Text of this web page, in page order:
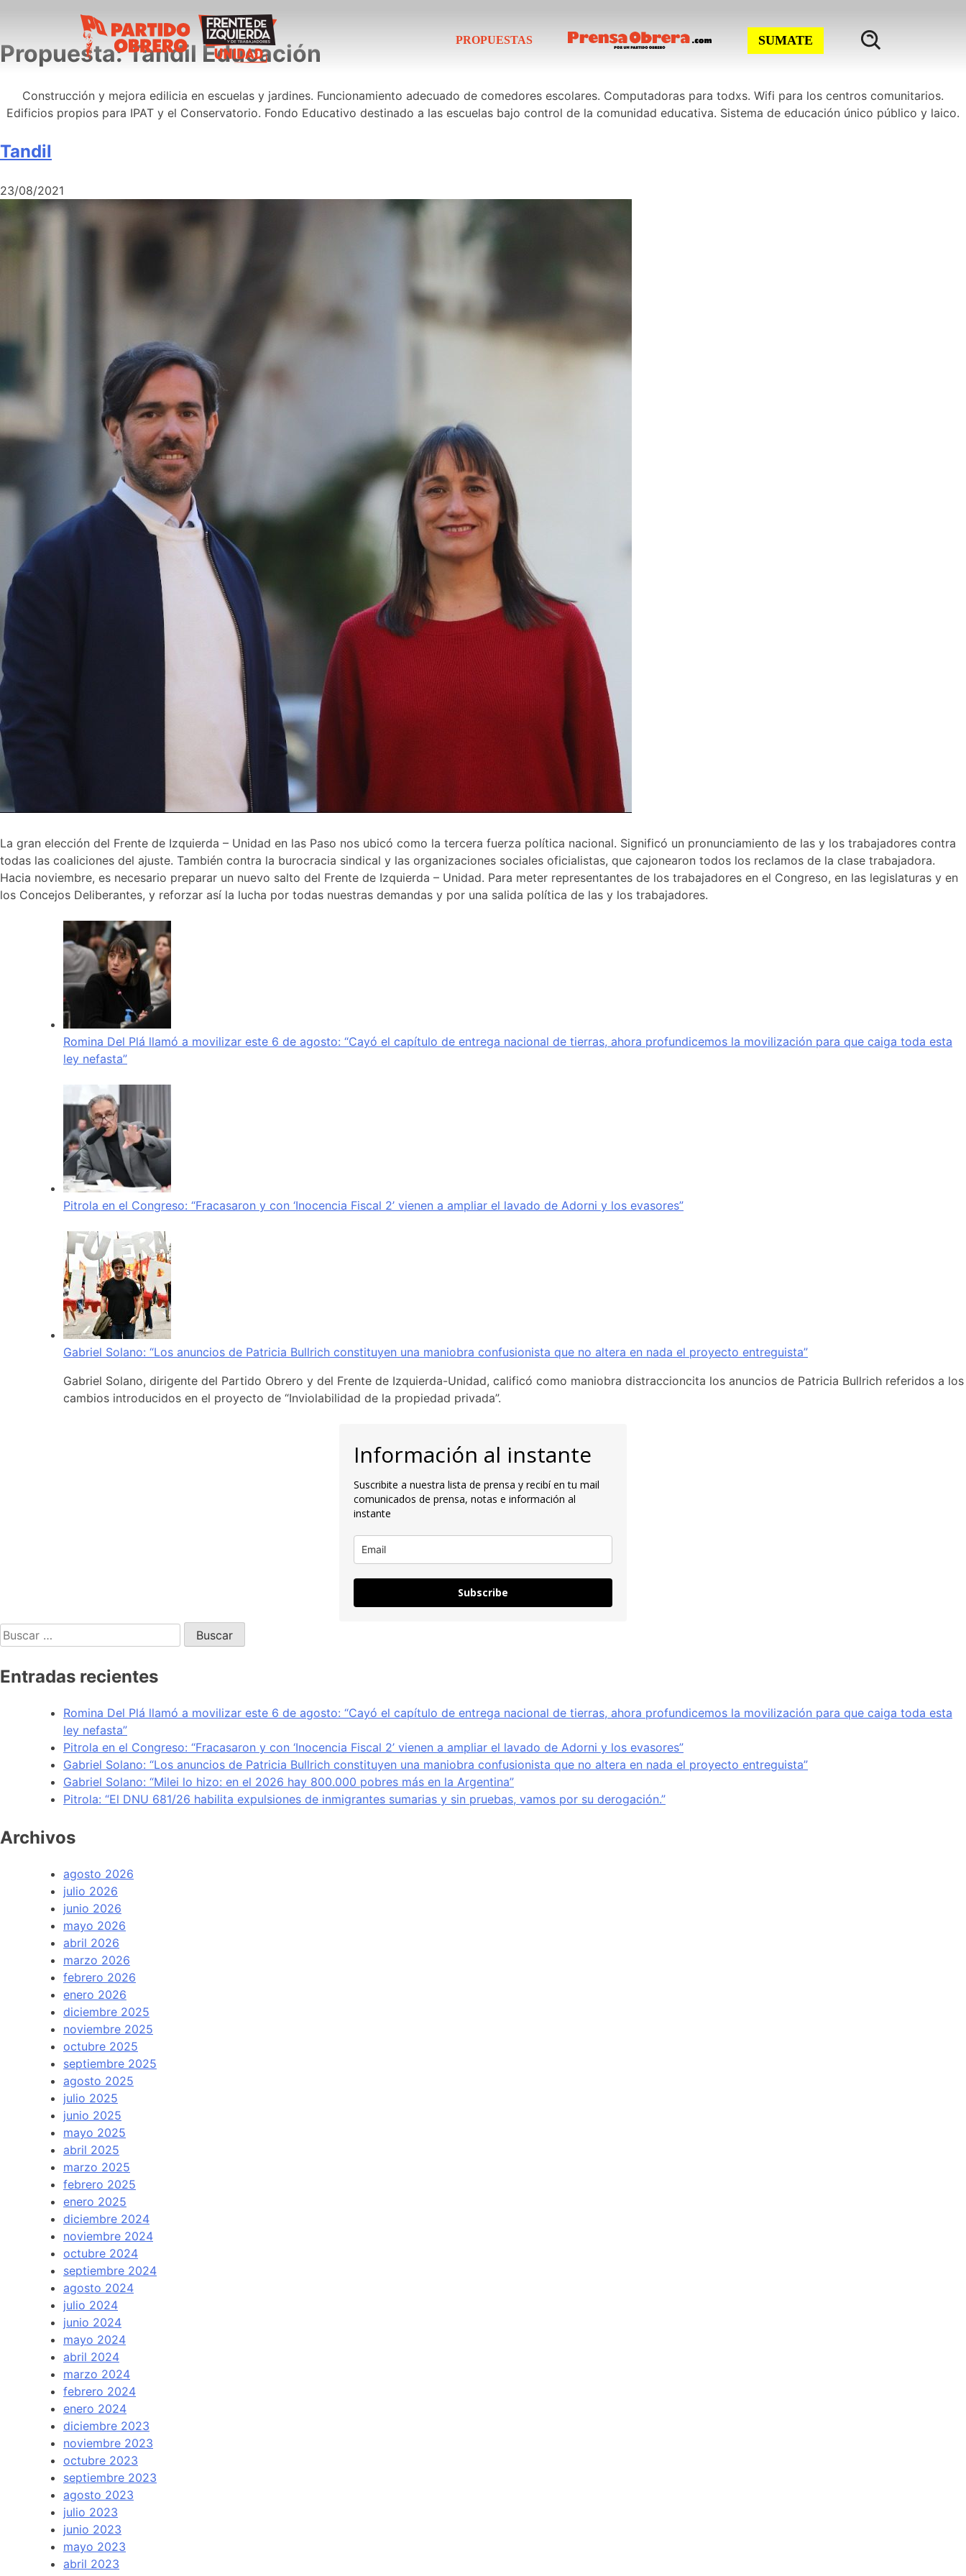
PROPUESTAS SUMATE
Propuesta:Tandil Educación
Construcción y mejora edilicia en escuelas y jardines. Funcionamiento adecuado de comedores escolares. Computadoras para todxs. Wifi para los centros comunitarios.
Edificios propios para IPAT y el Conservatorio. Fondo Educativo destinado a las escuelas bajo control de la comunidad educativa. Sistema de educación único público y laico.
Tandil
23/08/2021
La gran elección del Frente de Izquierda – Unidad en las Paso nos ubicó como la tercera fuerza política nacional. Significó un pronunciamiento de las y los trabajadores contra
todas las coaliciones del ajuste. También contra la burocracia sindical y las organizaciones sociales oficialistas, que cajonearon todos los reclamos de la clase trabajadora.
Hacia noviembre, es necesario preparar un nuevo salto del Frente de Izquierda – Unidad. Para meter representantes de los trabajadores en el Congreso, en las legislaturas y en
los Concejos Deliberantes, y reforzar así la lucha por todas nuestras demandas y por una salida política de las y los trabajadores.
Romina Del Plá llamó a movilizar este 6 de agosto: “Cayó el capítulo de entrega nacional de tierras, ahora profundicemos la movilización para que caiga toda esta
ley nefasta”
Pitrola en el Congreso: “Fracasaron y con ‘Inocencia Fiscal 2’ vienen a ampliar el lavado de Adorni y los evasores”
Gabriel Solano: “Los anuncios de Patricia Bullrich constituyen una maniobra confusionista que no altera en nada el proyecto entreguista”
Gabriel Solano, dirigente del Partido Obrero y del Frente de Izquierda-Unidad, calificó como maniobra distraccioncita los anuncios de Patricia Bullrich referidos a los
cambios introducidos en el proyecto de “Inviolabilidad de la propiedad privada”.
Información al instante
Suscribite a nuestra lista de prensa y recibí en tu mail
comunicados de prensa, notas e información al
instante
Subscribe
Entradas recientes
Romina Del Plá llamó a movilizar este 6 de agosto: “Cayó el capítulo de entrega nacional de tierras, ahora profundicemos la movilización para que caiga toda esta
ley nefasta”
Pitrola en el Congreso: “Fracasaron y con ‘Inocencia Fiscal 2’ vienen a ampliar el lavado de Adorni y los evasores”
Gabriel Solano: “Los anuncios de Patricia Bullrich constituyen una maniobra confusionista que no altera en nada el proyecto entreguista”
Gabriel Solano: “Milei lo hizo: en el 2026 hay 800.000 pobres más en la Argentina”
Pitrola: “El DNU 681/26 habilita expulsiones de inmigrantes sumarias y sin pruebas, vamos por su derogación.”
Archivos
agosto 2026
julio 2026
junio 2026
mayo 2026
abril 2026
marzo 2026
febrero 2026
enero 2026
diciembre 2025
noviembre 2025
octubre 2025
septiembre 2025
agosto 2025
julio 2025
junio 2025
mayo 2025
abril 2025
marzo 2025
febrero 2025
enero 2025
diciembre 2024
noviembre 2024
octubre 2024
septiembre 2024
agosto 2024
julio 2024
junio 2024
mayo 2024
abril 2024
marzo 2024
febrero 2024
enero 2024
diciembre 2023
noviembre 2023
octubre 2023
septiembre 2023
agosto 2023
julio 2023
junio 2023
mayo 2023
abril 2023